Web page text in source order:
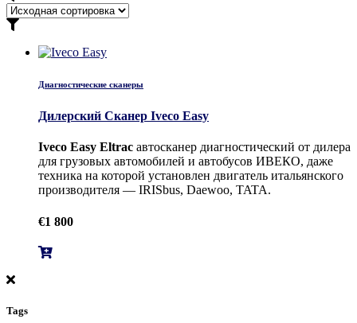
Диагностические сканеры
Дилерский Сканер Iveco Easy
Iveco Easy Eltrac автосканер диагностический от дилера
для грузовых автомобилей и автобусов ИВЕКО, даже
техника на которой установлен двигатель итальянского
производителя — IRISbus, Daewoo, TATA.
€1 800
Tags